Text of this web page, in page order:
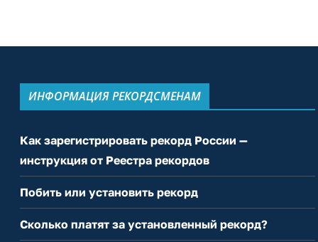
ИНФОРМАЦИЯ РЕКОРДСМЕНАМ
Как зарегистрировать рекорд России —
инструкция от Реестра рекордов
Побить или установить рекорд
Сколько платят за установленный рекорд?